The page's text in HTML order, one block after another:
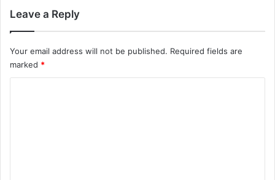
Leave a Reply
Your email address will not be published. Required fields are
marked *